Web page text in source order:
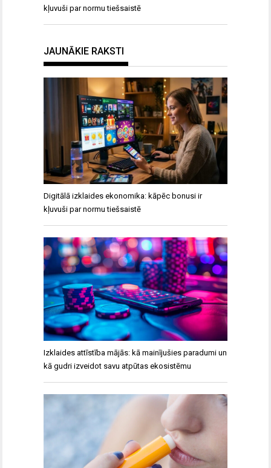
kļuvuši par normu tiešsaistē
JAUNĀKIE RAKSTI
Digitālā izklaides ekonomika: kāpēc bonusi ir
kļuvuši par normu tiešsaistē
Izklaides attīstība mājās: kā mainījušies paradumi un
kā gudri izveidot savu atpūtas ekosistēmu